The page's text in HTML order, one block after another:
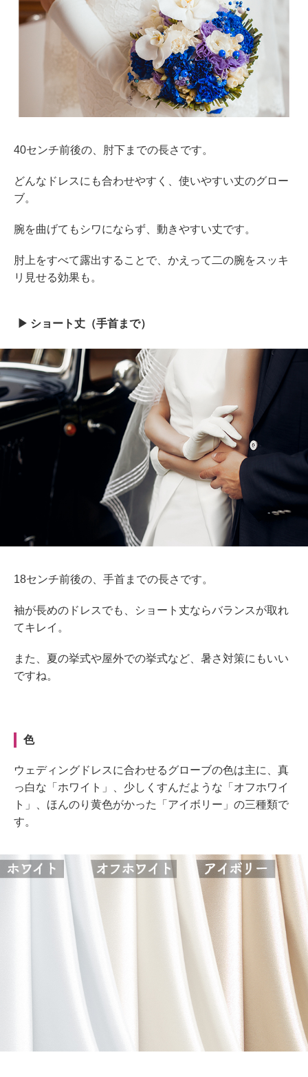
40センチ前後の、肘下までの長さです。
どんなドレスにも合わせやすく、使いやすい丈のグロー
ブ。
腕を曲げてもシワにならず、動きやすい丈です。
肘上をすべて露出することで、かえって二の腕をスッキ
リ見せる効果も。
ショート丈（手首まで）
18センチ前後の、手首までの長さです。
袖が長めのドレスでも、ショート丈ならバランスが取れ
てキレイ。
また、夏の挙式や屋外での挙式など、暑さ対策にもいい
ですね。
色
ウェディングドレスに合わせるグローブの色は主に、真
っ白な「ホワイト」、少しくすんだような「オフホワイ
ト」、ほんのり黄色がかった「アイボリー」の三種類で
す。